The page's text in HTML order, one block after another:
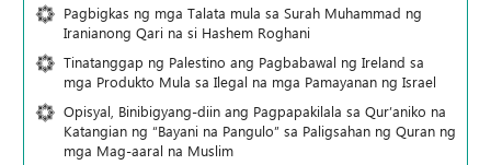
Pagbigkas ng mga Talata mula sa Surah Muhammad ng
Iranianong Qari na si Hashem Roghani
Tinatanggap ng Palestino ang Pagbabawal ng Ireland sa
mga Produkto Mula sa Ilegal na mga Pamayanan ng Israel
Opisyal, Binibigyang-diin ang Pagpapakilala sa Qur’aniko na
Katangian ng “Bayani na Pangulo” sa Paligsahan ng Quran ng
mga Mag-aaral na Muslim